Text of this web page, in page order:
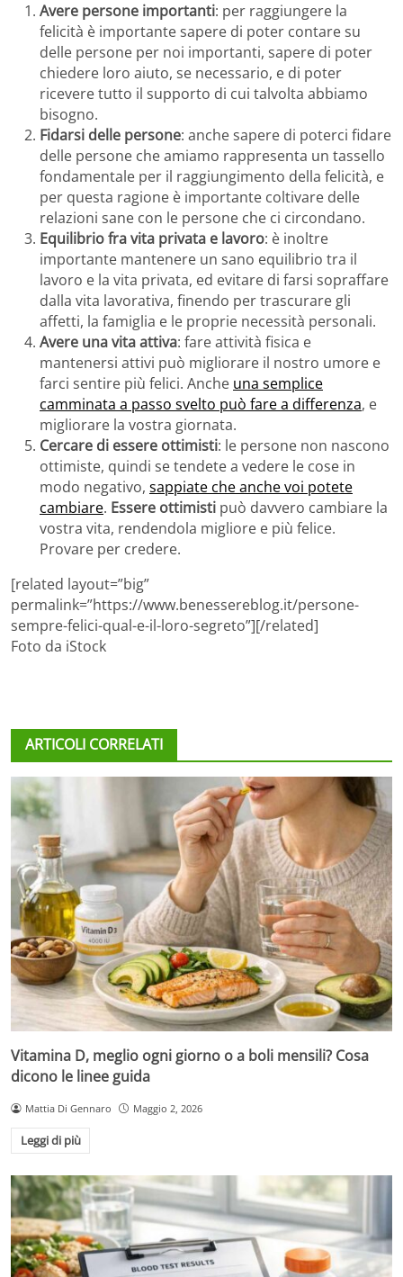
Avere persone importanti: per raggiungere la
felicità è importante sapere di poter contare su
delle persone per noi importanti, sapere di poter
chiedere loro aiuto, se necessario, e di poter
ricevere tutto il supporto di cui talvolta abbiamo
bisogno.
Fidarsi delle persone: anche sapere di poterci fidare
delle persone che amiamo rappresenta un tassello
fondamentale per il raggiungimento della felicità, e
per questa ragione è importante coltivare delle
relazioni sane con le persone che ci circondano.
Equilibrio fra vita privata e lavoro: è inoltre
importante mantenere un sano equilibrio tra il
lavoro e la vita privata, ed evitare di farsi sopraffare
dalla vita lavorativa, finendo per trascurare gli
affetti, la famiglia e le proprie necessità personali.
Avere una vita attiva: fare attività fisica e
mantenersi attivi può migliorare il nostro umore e
farci sentire più felici. Anche una semplice
camminata a passo svelto può fare a differenza, e
migliorare la vostra giornata.
Cercare di essere ottimisti: le persone non nascono
ottimiste, quindi se tendete a vedere le cose in
modo negativo, sappiate che anche voi potete
cambiare. Essere ottimisti può davvero cambiare la
vostra vita, rendendola migliore e più felice.
Provare per credere.
[related layout=”big”
permalink=”https://www.benessereblog.it/persone-
sempre-felici-qual-e-il-loro-segreto”][/related]
Foto da iStock
ARTICOLI CORRELATI
Vitamina D, meglio ogni giorno o a boli mensili? Cosa
dicono le linee guida
Mattia Di Gennaro Maggio 2, 2026
Leggi di più